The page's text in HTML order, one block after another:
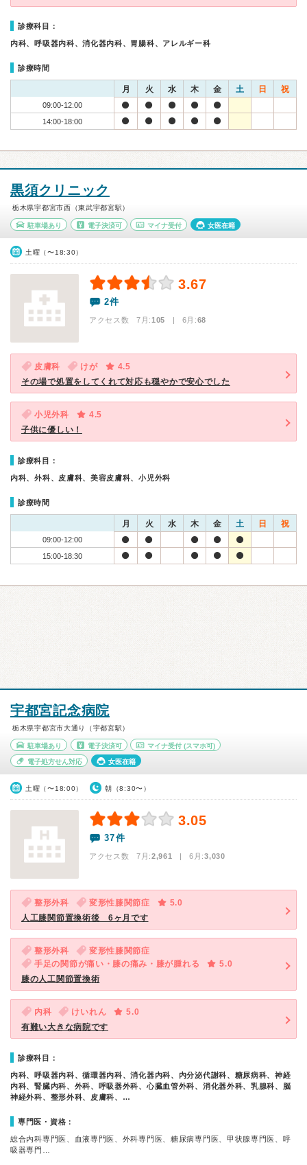
診療科目：
内科、呼吸器内科、消化器内科、胃腸科、アレルギー科
診療時間
月 火 水 木 金 土 日 祝
09:00-12:00
14:00-18:00
黒須クリニック
栃木県宇都宮市西（東武宇都宮駅）
駐車場あり 電子決済可 マイナ受付 女医在籍
土曜（〜18:30）
3.67
2件
アクセス数 7月:105 | 6月:68
皮膚科 けが
4.5
その場で処置をしてくれて対応も穏やかで安心でした
小児外科
4.5
子供に優しい！
診療科目：
内科、外科、皮膚科、美容皮膚科、小児外科
診療時間
月 火 水 木 金 土 日 祝
09:00-12:00
15:00-18:30
宇都宮記念病院
栃木県宇都宮市大通り（宇都宮駅）
駐車場あり 電子決済可 マイナ受付 (スマホ可)
電子処方せん対応 女医在籍
土曜（〜18:00） 朝（8:30〜）
3.05
37件
アクセス数 7月:2,961 | 6月:3,030
整形外科 変形性膝関節症
5.0
人工膝関節置換術後 6ヶ月です
整形外科
変形性膝関節症
手足の関節が痛い・膝の痛み・膝が腫れる
5.0
膝の人工関節置換術
内科 けいれん
5.0
有難い大きな病院です
診療科目：
内科、呼吸器内科、循環器内科、消化器内科、内分泌代謝科、糖尿病科、神経
内科、腎臓内科、外科、呼吸器外科、心臓血管外科、消化器外科、乳腺科、脳
神経外科、整形外科、皮膚科、…
専門医・資格：
総合内科専門医、血液専門医、外科専門医、糖尿病専門医、甲状腺専門医、呼
吸器専門…